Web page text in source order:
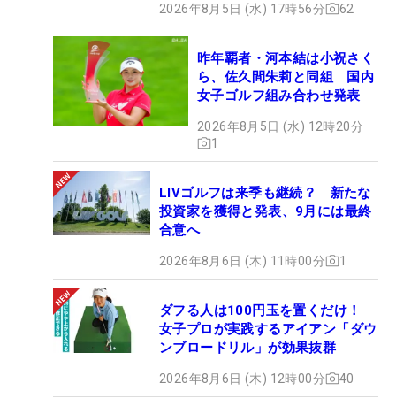
2026年8月5日 (水) 17時56分 62
昨年覇者・河本結は小祝さく
ら、佐久間朱莉と同組 国内
女子ゴルフ組み合わせ発表
2026年8月5日 (水) 12時20分
1
LIVゴルフは来季も継続？ 新たな
投資家を獲得と発表、9月には最終
合意へ
2026年8月6日 (木) 11時00分 1
ダフる人は100円玉を置くだけ！
女子プロが実践するアイアン「ダウ
ンブロードリル」が効果抜群
2026年8月6日 (木) 12時00分 40